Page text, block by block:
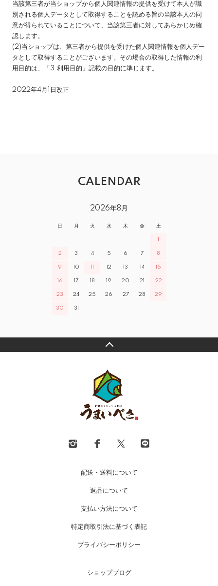
当該第三者が当ショップから個人関連情報の提供を受けて本人が識
別される個人データとして取得することを認める旨の当該本人の同
意が得られていることについて、当該第三者に対してあらかじめ確
認します。
(2)当ショップは、第三者から提供を受けた個人関連情報を個人デー
タとして取得することがございます。その場合の取得した情報の利
用目的は、「3.利用目的」記載の目的に準じます。
2022年4月1日改正
CALENDAR
2026年8月
日 月 火 水 木 金 土
1
2 3 4 5 6 7 8
9 10 11 12 13 14 15
16 17 18 19 20 21 22
23 24 25 26 27 28 29
30 31
配送・送料について
返品について
支払い方法について
特定商取引法に基づく表記
プライバシーポリシー
ショップブログ